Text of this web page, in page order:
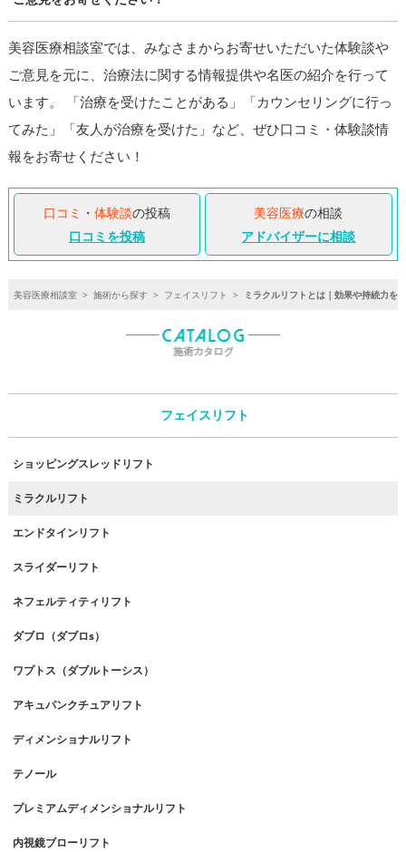
美容医療相談室では、みなさまからお寄せいただいた体験談や
ご意見を元に、治療法に関する情報提供や名医の紹介を行って
います。 「治療を受けたことがある」「カウンセリングに行っ
てみた」「友人が治療を受けた」など、ぜひ口コミ・体験談情
報をお寄せください！
口コミ ・ 体験談の投稿
口コミを投稿
美容医療の相談
アドバイザーに相談
美容医療相談室 > 施術から探す > フェイスリフト > ミラクルリフトとは｜効果や持続力を
フェイスリフト
ショッピングスレッドリフト
ミラクルリフト
エンドタインリフト
スライダーリフト
ネフェルティティリフト
ダブロ（ダブロs）
ワプトス（ダブルトーシス）
アキュパンクチュアリフト
ディメンショナルリフト
テノール
プレミアムディメンショナルリフト
内視鏡ブローリフト